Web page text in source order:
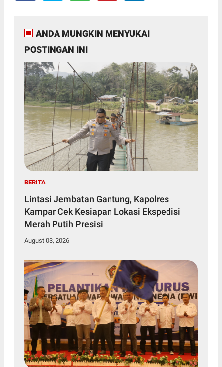
ANDA MUNGKIN MENYUKAI
POSTINGAN INI
BERITA
Lintasi Jembatan Gantung, Kapolres
Kampar Cek Kesiapan Lokasi Ekspedisi
Merah Putih Presisi
August 03, 2026